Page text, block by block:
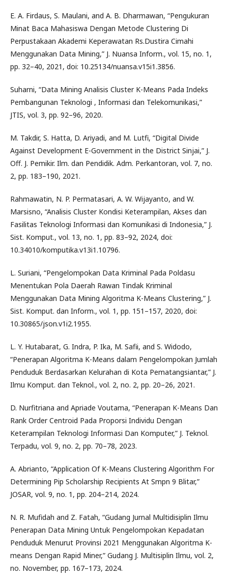
E. A. Firdaus, S. Maulani, and A. B. Dharmawan, “Pengukuran
Minat Baca Mahasiswa Dengan Metode Clustering Di
Perpustakaan Akademi Keperawatan Rs.Dustira Cimahi
Menggunakan Data Mining,” J. Nuansa Inform., vol. 15, no. 1,
pp. 32–40, 2021, doi: 10.25134/nuansa.v15i1.3856.
Suharni, “Data Mining Analisis Cluster K-Means Pada Indeks
Pembangunan Teknologi , Informasi dan Telekomunikasi,”
JTIS, vol. 3, pp. 92–96, 2020.
M. Takdir, S. Hatta, D. Ariyadi, and M. Lutfi, “Digital Divide
Against Development E-Government in the District Sinjai,” J.
Off. J. Pemikir. Ilm. dan Pendidik. Adm. Perkantoran, vol. 7, no.
2, pp. 183–190, 2021.
Rahmawatin, N. P. Permatasari, A. W. Wijayanto, and W.
Marsisno, “Analisis Cluster Kondisi Keterampilan, Akses dan
Fasilitas Teknologi Informasi dan Komunikasi di Indonesia,” J.
Sist. Komput., vol. 13, no. 1, pp. 83–92, 2024, doi:
10.34010/komputika.v13i1.10796.
L. Suriani, “Pengelompokan Data Kriminal Pada Poldasu
Menentukan Pola Daerah Rawan Tindak Kriminal
Menggunakan Data Mining Algoritma K-Means Clustering,” J.
Sist. Komput. dan Inform., vol. 1, pp. 151–157, 2020, doi:
10.30865/json.v1i2.1955.
L. Y. Hutabarat, G. Indra, P. Ika, M. Safii, and S. Widodo,
“Penerapan Algoritma K-Means dalam Pengelompokan Jumlah
Penduduk Berdasarkan Kelurahan di Kota Pematangsiantar,” J.
Ilmu Komput. dan Teknol., vol. 2, no. 2, pp. 20–26, 2021.
D. Nurfitriana and Apriade Voutama, “Penerapan K-Means Dan
Rank Order Centroid Pada Proporsi Individu Dengan
Keterampilan Teknologi Informasi Dan Komputer,” J. Teknol.
Terpadu, vol. 9, no. 2, pp. 70–78, 2023.
A. Abrianto, “Application Of K-Means Clustering Algorithm For
Determining Pip Scholarship Recipients At Smpn 9 Blitar,”
JOSAR, vol. 9, no. 1, pp. 204–214, 2024.
N. R. Mufidah and Z. Fatah, “Gudang Jurnal Multidisiplin Ilmu
Penerapan Data Mining Untuk Pengelompokan Kepadatan
Penduduk Menurut Provinsi 2021 Menggunakan Algoritma K-
means Dengan Rapid Miner,” Gudang J. Multisiplin Ilmu, vol. 2,
no. November, pp. 167–173, 2024.